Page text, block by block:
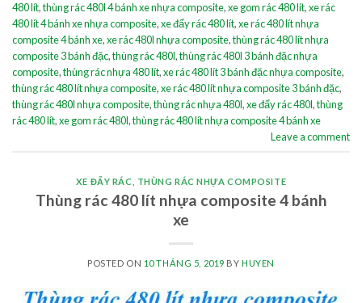
480 lít,thùng rác 480l 4 bánh xe nhựa composite,xe gom rác 480 lít,xe rác
480 lít 4 bánh xe nhựa composite,xe đẩy rác 480 lít,xe rác 480 lít nhựa
composite 4 bánh xe,xe rác 480l nhựa composite,thùng rác 480 lít nhựa
composite 3 bánh đặc,thùng rác 480l,thùng rác 480l 3 bánh đặc nhựa
composite,thùng rác nhựa 480 lít,xe rác 480 lít 3 bánh đặc nhựa composite,
thùng rác 480 lít nhựa composite,xe rác 480 lít nhựa composite 3 bánh đặc,
thùng rác 480l nhựa composite,thùng rác nhựa 480l,xe đẩy rác 480l,thùng
rác 480 lít,xe gom rác 480l,thùng rác 480 lít nhựa composite 4 bánh xe
Leave a comment
XE ĐẨY RÁC THÙNG RÁC NHỰA COMPOSITE
Thùng rác 480 lít nhựa composite 4 bánh
xe
POSTED ON 10 THÁNG 5, 2019 BY HUYEN